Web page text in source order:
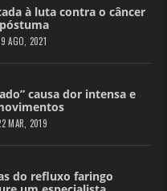
à luta contra o câncer
AGO, 2021
causa dor intensa e
MAR, 2019
do refluxo faringo